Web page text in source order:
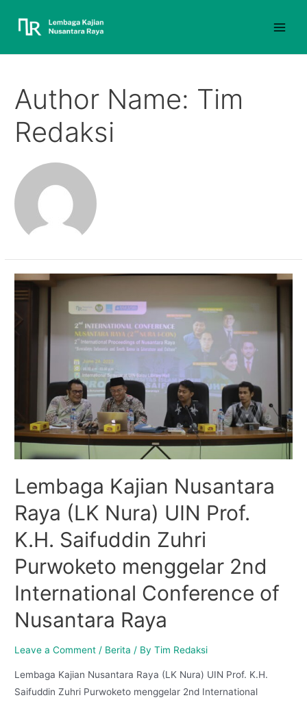
Author Name: Tim
Redaksi
Lembaga Kajian Nusantara
Raya (LK Nura) UIN Prof.
K.H. Saifuddin Zuhri
Purwoketo menggelar 2nd
International Conference of
Nusantara Raya
Leave a Comment / Berita / ByTim Redaksi
Lembaga Kajian Nusantara Raya (LK Nura) UIN Prof. K.H.
Saifuddin Zuhri Purwoketo menggelar 2nd International